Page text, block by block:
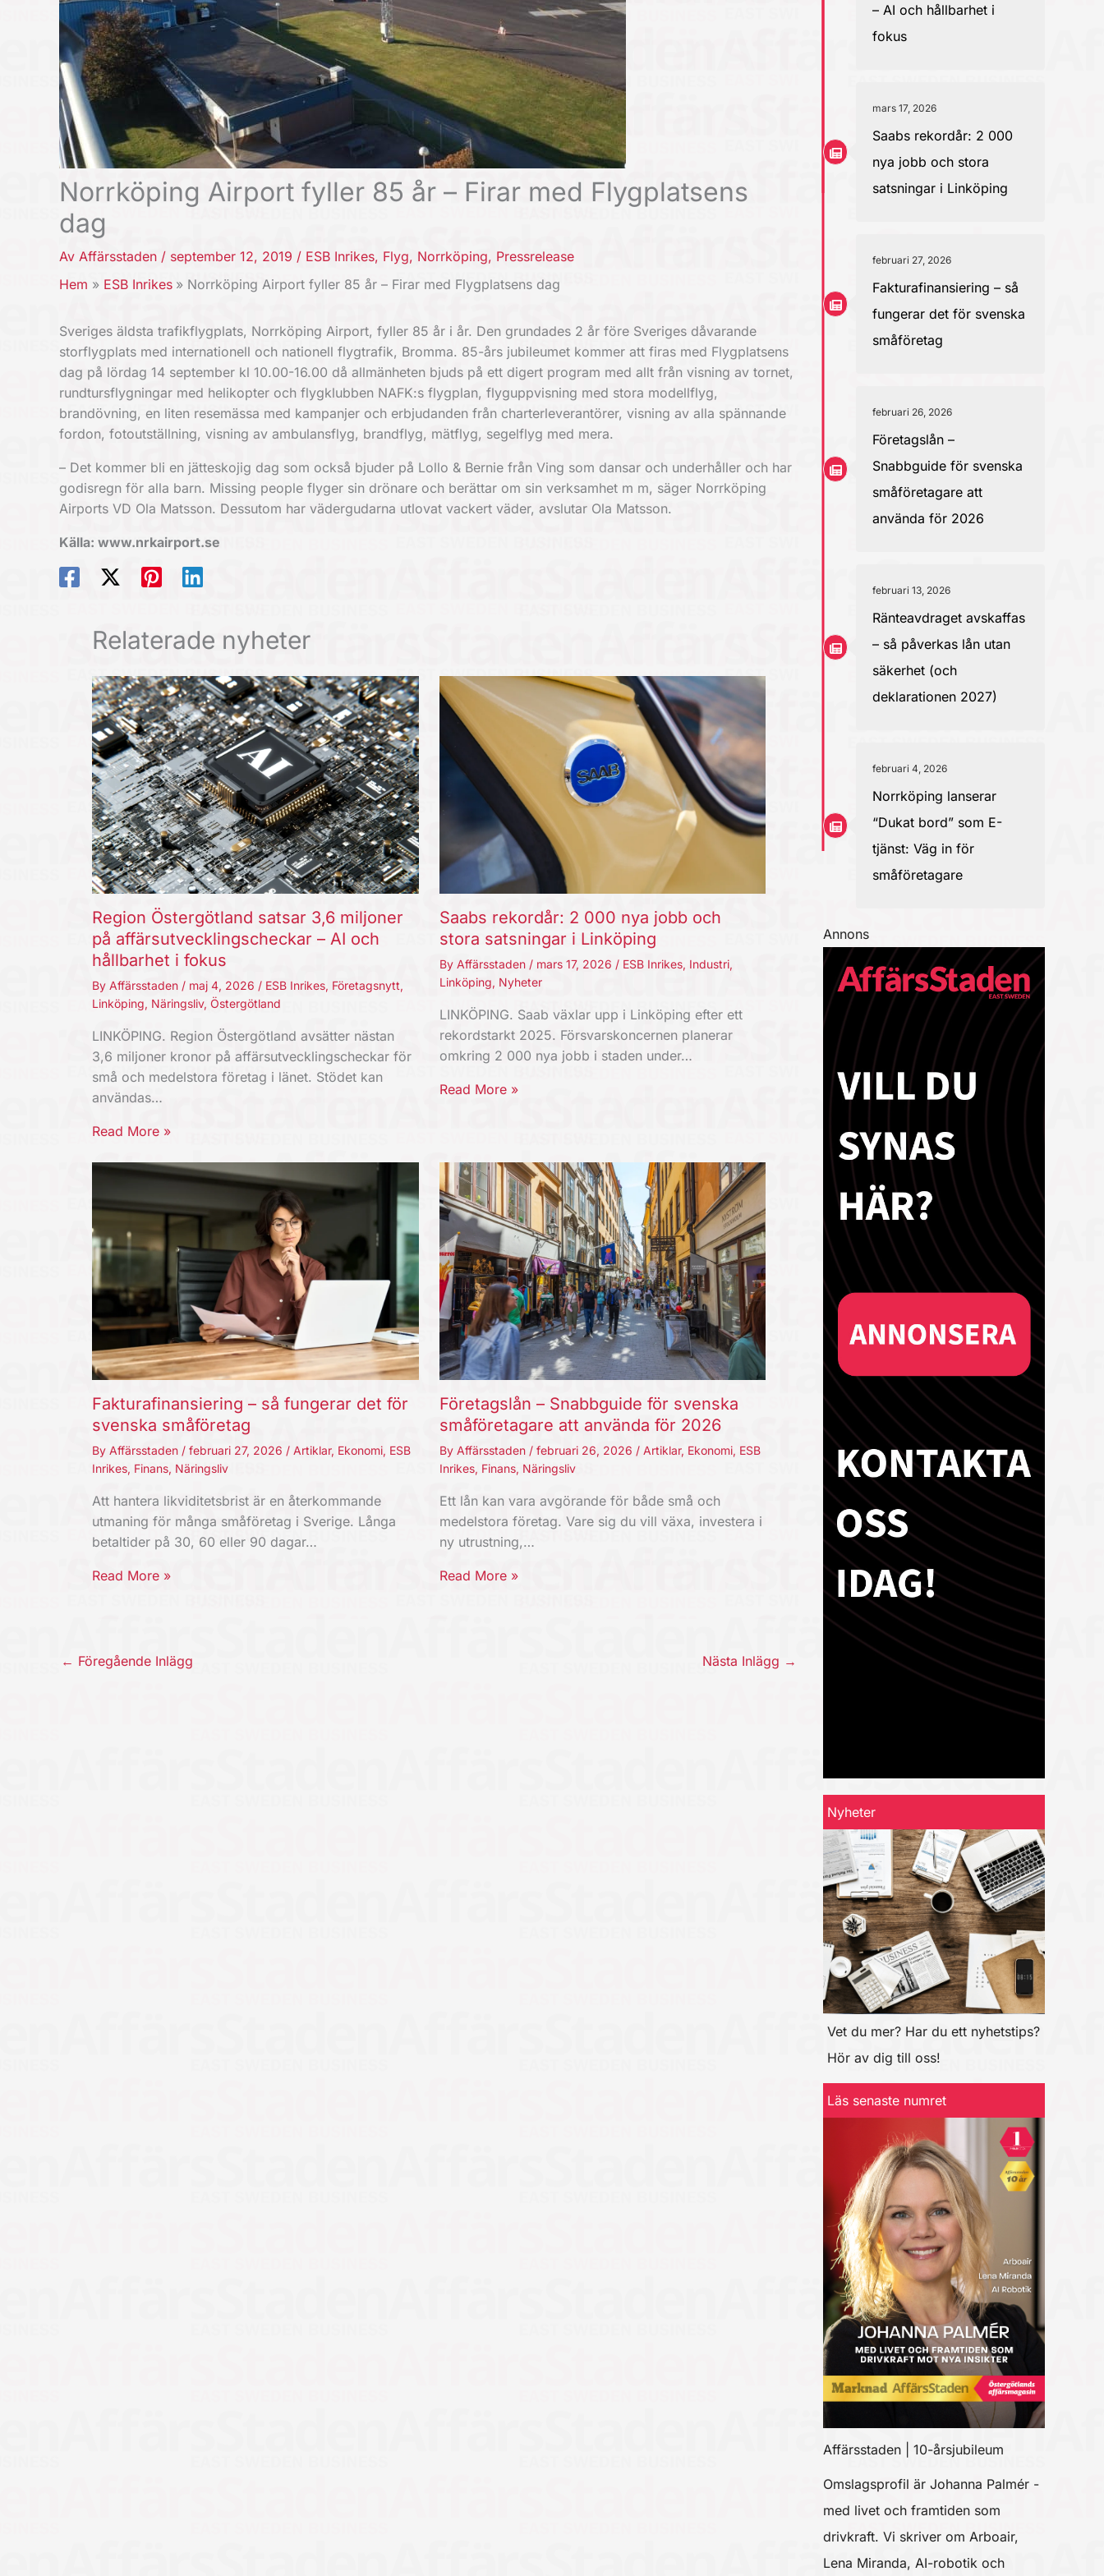
Norrköping Airport fyller 85 år – Firar med Flygplatsens
dag
Av Affärsstaden / september 12, 2019 / ESB Inrikes, Flyg, Norrköping, Pressrelease
Hem
ESB Inrikes Norrköping Airport fyller 85 år – Firar med Flygplatsens dag
Sveriges äldsta trafikflygplats, Norrköping Airport, fyller 85 år i år. Den grundades 2 år före Sveriges dåvarande
storflygplats med internationell och nationell flygtrafik, Bromma. 85-års jubileumet kommer att firas med Flygplatsens
dag på lördag 14 september kl 10.00-16.00 då allmänheten bjuds på ett digert program med allt från visning av tornet,
rundtursflygningar med helikopter och flygklubben NAFK:s flygplan, flyguppvisning med stora modellflyg,
brandövning, en liten resemässa med kampanjer och erbjudanden från charterleverantörer, visning av alla spännande
fordon, fotoutställning, visning av ambulansflyg, brandflyg, mätflyg, segelflyg med mera.
– Det kommer bli en jätteskojig dag som också bjuder på Lollo & Bernie från Ving som dansar och underhåller och har
godisregn för alla barn. Missing people flyger sin drönare och berättar om sin verksamhet m m, säger Norrköping
Airports VD Ola Matsson. Dessutom har vädergudarna utlovat vackert väder, avslutar Ola Matsson.
Källa: www.nrkairport.se
Relaterade nyheter
Region Östergötland satsar 3,6 miljoner
på affärsutvecklingscheckar – AI och
hållbarhet i fokus
By Affärsstaden / maj 4, 2026 / ESB Inrikes, Företagsnytt,
Linköping, Näringsliv, Östergötland
LINKÖPING. Region Östergötland avsätter nästan
3,6 miljoner kronor på affärsutvecklingscheckar för
små och medelstora företag i länet. Stödet kan
användas…
Read More »
Saabs rekordår: 2 000 nya jobb och
stora satsningar i Linköping
By Affärsstaden / mars 17, 2026 / ESB Inrikes, Industri,
Linköping, Nyheter
LINKÖPING. Saab växlar upp i Linköping efter ett
rekordstarkt 2025. Försvarskoncernen planerar
omkring 2 000 nya jobb i staden under…
Read More »
Fakturafinansiering – så fungerar det för
svenska småföretag
By Affärsstaden / februari 27, 2026 / Artiklar, Ekonomi, ESB
Inrikes, Finans, Näringsliv
Att hantera likviditetsbrist är en återkommande
utmaning för många småföretag i Sverige. Långa
betaltider på 30, 60 eller 90 dagar…
Read More »
Företagslån – Snabbguide för svenska
småföretagare att använda för 2026
By Affärsstaden / februari 26, 2026 / Artiklar, Ekonomi, ESB
Inrikes, Finans, Näringsliv
Ett lån kan vara avgörande för både små och
medelstora företag. Vare sig du vill växa, investera i
ny utrustning,…
Read More »
← Föregående Inlägg Nästa Inlägg →
– AI och hållbarhet i
fokus
mars 17, 2026
Saabs rekordår: 2 000
nya jobb och stora
satsningar i Linköping
februari 27, 2026
Fakturafinansiering – så
fungerar det för svenska
småföretag
februari 26, 2026
Företagslån –
Snabbguide för svenska
småföretagare att
använda för 2026
februari 13, 2026
Ränteavdraget avskaffas
– så påverkas lån utan
säkerhet (och
deklarationen 2027)
februari 4, 2026
Norrköping lanserar
“Dukat bord” som E-
tjänst: Väg in för
småföretagare
Annons
Nyheter
Vet du mer? Har du ett nyhetstips?
Hör av dig till oss!
Läs senaste numret
Affärsstaden | 10-årsjubileum
Omslagsprofil är Johanna Palmér -
med livet och framtiden som
drivkraft. Vi skriver om Arboair,
Lena Miranda, AI-robotik och